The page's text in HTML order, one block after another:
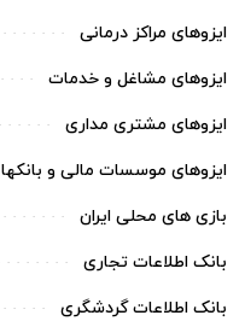
ایزوهای مراکز درمانی
ایزوهای مشاغل و خدمات
ایزوهای مشتری مداری
ایزوهای موسسات مالی و بانکها
بازی های محلی ایران
بانک اطلاعات تجاری
بانک اطلاعات گردشگری